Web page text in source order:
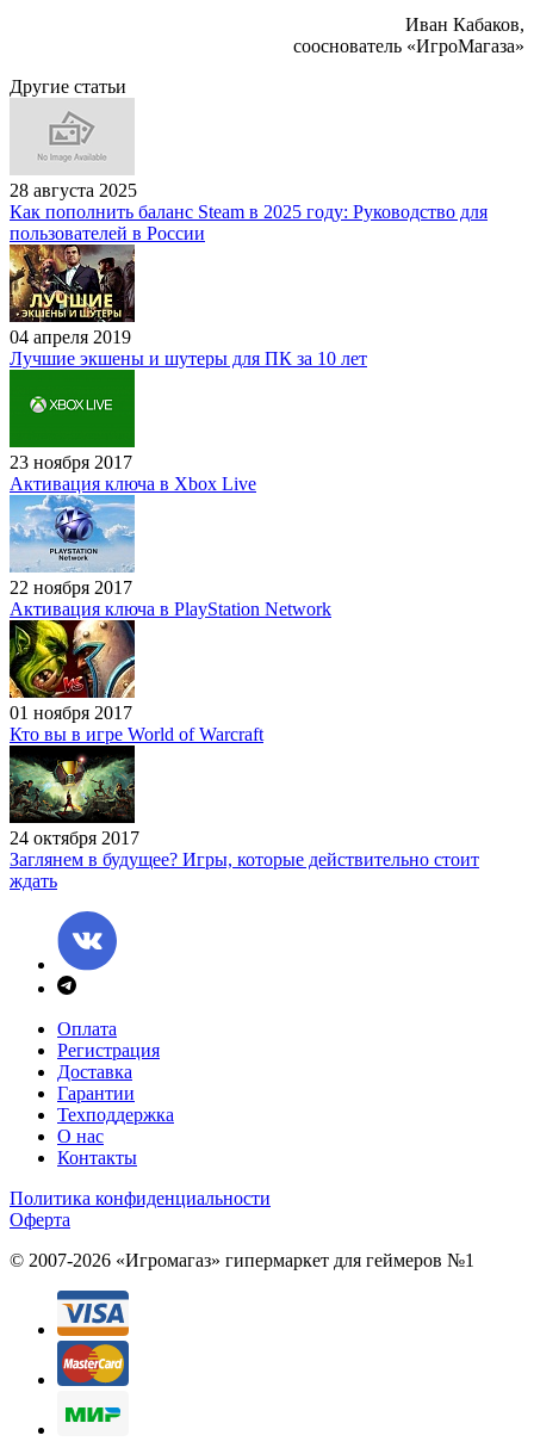
Иван Кабаков,
сооснователь «ИгроМагаза»
Другие статьи
28 августа 2025
Как пополнить баланс Steam в 2025 году: Руководство для
пользователей в России
04 апреля 2019
Лучшие экшены и шутеры для ПК за 10 лет
23 ноября 2017
Активация ключа в Xbox Live
22 ноября 2017
Активация ключа в PlayStation Network
01 ноября 2017
Кто вы в игре World of Warcraft
24 октября 2017
Заглянем в будущее? Игры, которые действительно стоит
ждать
Оплата
Регистрация
Доставка
Гарантии
Техподдержка
О нас
Контакты
Политика конфиденциальности
Оферта
© 2007-2026 «Игромагаз» гипермаркет для геймеров №1